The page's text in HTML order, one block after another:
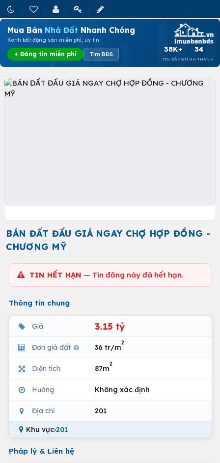
Mua Bán Nhà Đất Nhanh Chóng
Kênh bất động sản miễn phí, uy tín
+ Đăng tin miễn phí Tìm BĐS
38K+
TIN ĐĂNG
34
TỈNH THÀNH
BÁN ĐẤT ĐẤU GIÁ NGAY CHỢ HỢP ĐỒNG -
CHƯƠNG MỸ
TIN HẾT HẠN — Tin đăng này đã hết hạn.
Thông tin chung
Giá 3.15 tỷ
Đơn giá đất 36 tr/m
2
Diện tích 87m
2
Hướng Không xác định
Địa chỉ 201
Khu vực›201
Pháp lý & Liên hệ